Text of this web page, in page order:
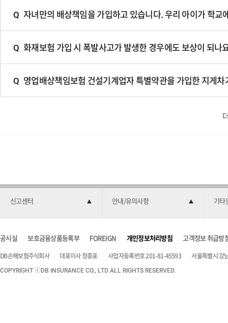
Q 질
자녀만의 배상책임을 가입하고 있습니다. 우리 아이가 학
Q 질
화재보험 가입 시 폭발사고가 발생한 경우에도 보상이 되나
Q 질
영업배상책임보험 건설기계업자 특별약관을 가입한 지게
신고센터 안내/유의사항 기타
공시실 보호금융상품등록부 FOREIGN 개인정보처리방침 고객정보 취급방
DB손해보험주식회사 대표이사 정종표 사업자등록번호 201-81-45593 서울특별시 강
COPYRIGHT ⓒDB INSURANCE CO., LTD ALL RIGHTS RESERVED.